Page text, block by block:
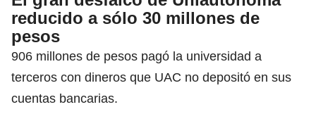
reducido a sólo 30 millones de
pesos
906 millones de pesos pagó la universidad a
terceros con dineros que UAC no depositó en sus
cuentas bancarias.